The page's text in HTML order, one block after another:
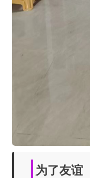
为了友谊